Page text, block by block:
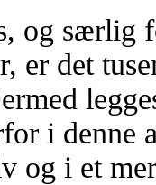
og særlig
er det
i denne
og i et